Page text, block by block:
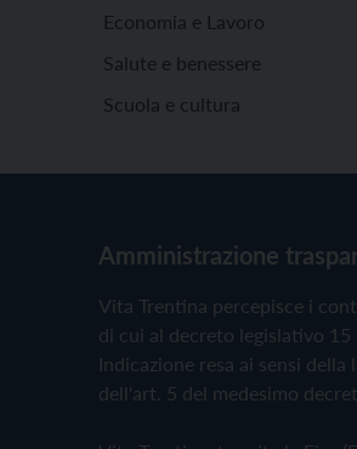
Economia e Lavoro
Salute e benessere
Scuola e cultura
Amministrazione
Vita Trentina percepisce i
di cui al decreto legislativo 15
Indicazione resa ai sensi
dell'art. 5 del medesimo